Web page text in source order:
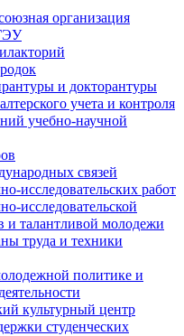
организация
и докторантуры
учета и контроля
учебно-научной
связей
исследовательских работ
исследовательской
и талантливой молодежи
труда и техники
политике и
культурный центр
студенческих